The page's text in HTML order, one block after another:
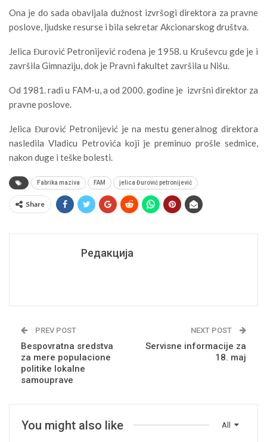
Ona je do sada obavljala dužnost izvršogi direktora za pravne
poslove, ljudske resurse i bila sekretar Akcionarskog društva.
Jelica Đurović Petronijević rođena je 1958. u Kruševcu gde je i
završila Gimnaziju, dok je Pravni fakultet završila u Nišu.
Od 1981. radi u FAM-u, a od 2000. godine je izvršni direktor za
pravne poslove.
Jelica Đurović Petronijević je na mestu generalnog direktora
nasledila Vladicu Petrovića koji je preminuo prošle sedmice,
nakon duge i teške bolesti.
Fabrika maziva FAM jelica Đurović petronijević
Share
Редакција
PREV POST
Bespovratna sredstva
za mere populacione
politike lokalne
samouprave
NEXT POST
Servisne informacije za
18. maj
All
You might also like